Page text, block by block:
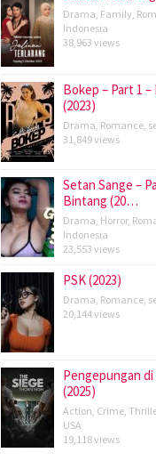
Drama, Family,
Indonesia
38,963 views
Bokep – Part 1
(2023)
Drama, Romance,
31,849 views
Setan Sange –
Bintang (20…
Drama, Horror,
Indonesia
23,553 views
PSK (2023)
Drama, Romance,
20,144 views
Pengepungan
(2025)
Action, Crime,
USA
19,118 views